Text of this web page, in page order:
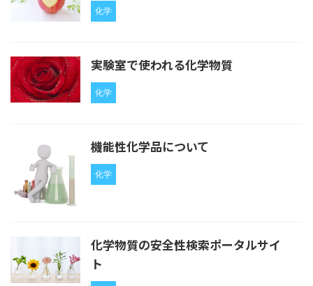
化学
実験室で使われる化学物質
化学
機能性化学品について
化学
化学物質の安全性検索ポータルサイ
ト